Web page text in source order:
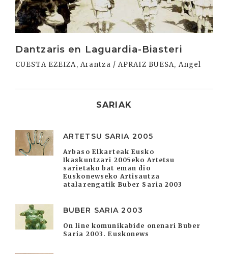
Dantzaris en Laguardia-Biasteri
CUESTA EZEIZA, Arantza / APRAIZ BUESA, Angel
SARIAK
ARTETSU SARIA 2005
Arbaso Elkarteak Eusko
Ikaskuntzari 2005eko Artetsu
sarietako bat eman dio
Euskonewseko Artisautza
atalarengatik Buber Saria 2003
BUBER SARIA 2003
On line komunikabide onenari Buber
Saria 2003. Euskonews